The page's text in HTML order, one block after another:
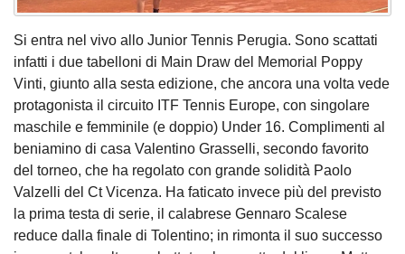
Si entra nel vivo allo Junior Tennis Perugia. Sono scattati
infatti i due tabelloni di Main Draw del Memorial Poppy
Vinti, giunto alla sesta edizione, che ancora una volta vede
protagonista il circuito ITF Tennis Europe, con singolare
maschile e femminile (e doppio) Under 16. Complimenti al
beniamino di casa Valentino Grasselli, secondo favorito
del torneo, che ha regolato con grande solidità Paolo
Valzelli del Ct Vicenza. Ha faticato invece più del previsto
la prima testa di serie, il calabrese Gennaro Scalese
reduce dalla finale di Tolentino; in rimonta il suo successo